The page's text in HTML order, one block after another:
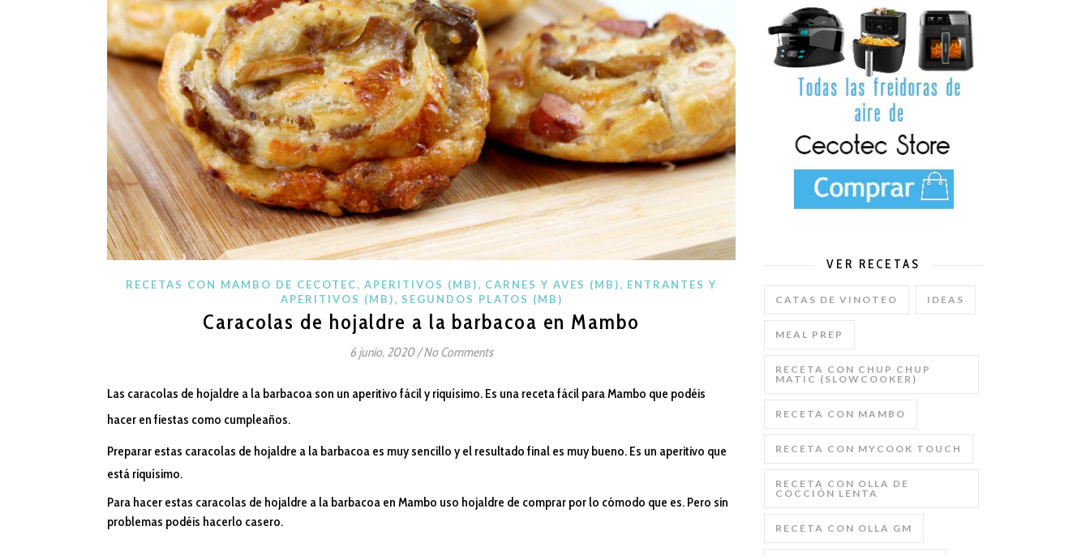
RECETAS CON MAMBO DE CECOTEC APERITIVOS (MB) CARNES Y AVES (MB)
ENTRANTES Y
APERITIVOS (MB)
SEGUNDOS PLATOS (MB)
Caracolas de hojaldre a la barbacoa en Mambo
6 junio, 2020 / No Comments
Las caracolas de hojaldre a la barbacoa son un aperitivo fácil y riquísimo. Es una receta fácil para Mambo que podéis
hacer en fiestas como cumpleaños.
Preparar estas caracolas de hojaldre a la barbacoa es muy sencillo y el resultado final es muy bueno. Es un aperitivo que
está riquísimo.
Para hacer estas caracolas de hojaldre a la barbacoa en Mambo uso hojaldre de comprar por lo cómodo que es. Pero sin
problemas podéis hacerlo casero.
VER RECETAS
CATAS DE VINOTEO IDEAS
MEAL PREP
RECETA CON CHUP CHUP
MATIC (SLOWCOOKER)
RECETA CON MAMBO
RECETA CON MYCOOK TOUCH
RECETA CON OLLA DE
COCCIÓN LENTA
RECETA CON OLLA GM